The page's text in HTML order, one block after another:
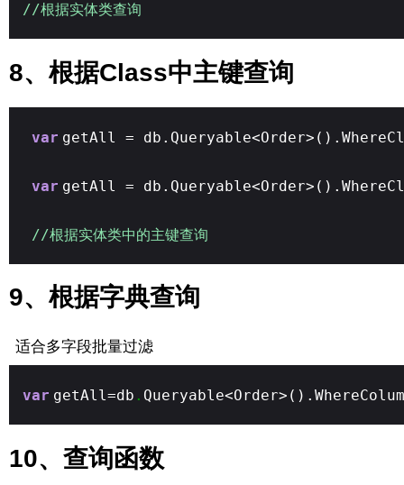
//根据实体类查询
8、根据Class中主键查询
var getAll =
var getAll =
//根据实体类中的主键查询
9、根据字典查询
适合多字段批量过滤
var getAll=db .
10、查询函数